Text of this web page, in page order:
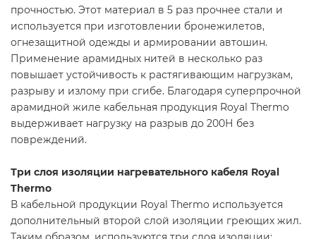
прочностью. Этот материал в 5 раз прочнее стали и
используется при изготовлении бронежилетов,
огнезащитной одежды и армировании автошин.
Применение арамидных нитей в несколько раз
повышает устойчивость к растягивающим нагрузкам,
разрыву и излому при сгибе. Благодаря суперпрочной
арамидной жиле кабельная продукция Royal Thermo
выдерживает нагрузку на разрыв до 200Н без
повреждений.
Три слоя изоляции нагревательного кабеля Royal
Thermo
В кабельной продукции Royal Thermo используется
дополнительный второй слой изоляции греющих жил.